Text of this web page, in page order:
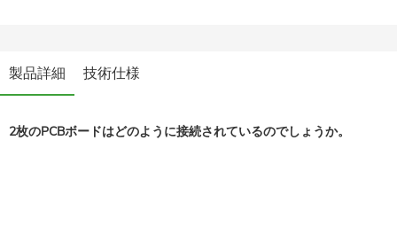
製品詳細 技術仕様
2枚のPCBボードはどのように接続されているのでしょうか。